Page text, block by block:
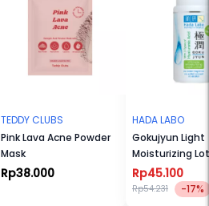
TEDDY CLUBS
Pink Lava Acne Powder
Mask
Rp38.000
HADA LABO
Gokujyun Light
Moisturizing
100ml
Rp45.100
Rp54.231 -17%